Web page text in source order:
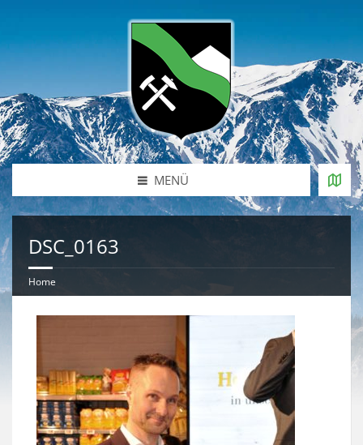
MENÜ
DSC_0163
Home